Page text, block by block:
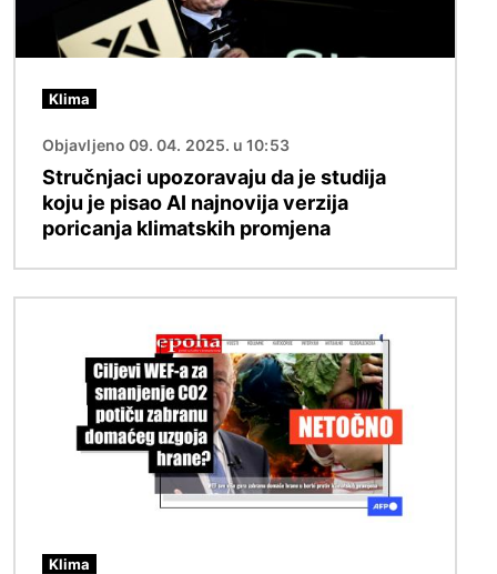
Klima
Objavljeno 09. 04. 2025. u 10:53
Stručnjaci upozoravaju da je studija
koju je pisao AI najnovija verzija
poricanja klimatskih promjena
Klima